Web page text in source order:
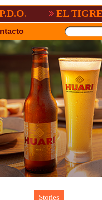
3 GV-SAN
Stories